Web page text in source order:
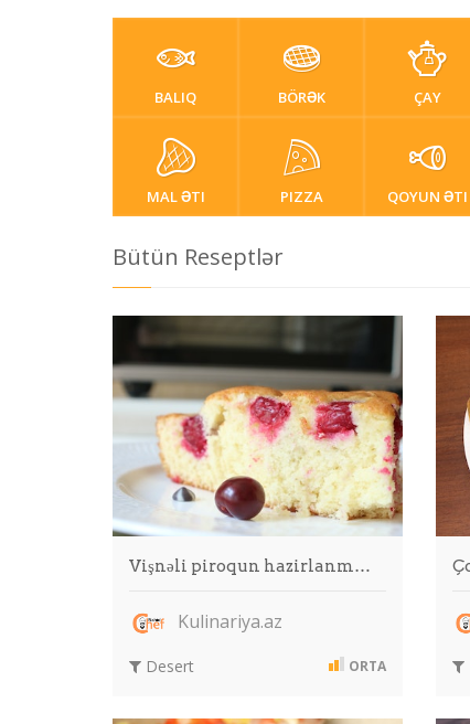
BALIQ BÖRƏK ÇAY
MAL ƏTI PIZZA QOYUN ƏTI
Bütün Reseptlər
Vişnəli piroqun hazirlanm…
Kulinariya.az
Desert ORTA